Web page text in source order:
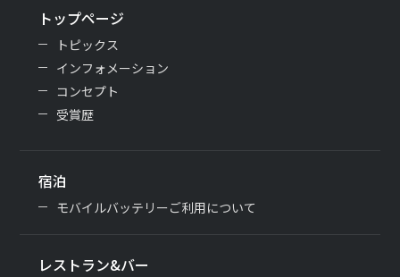
トップページ
トピックス
インフォメーション
コンセプト
受賞歴
宿泊
モバイルバッテリーご利用について
レストラン&バー